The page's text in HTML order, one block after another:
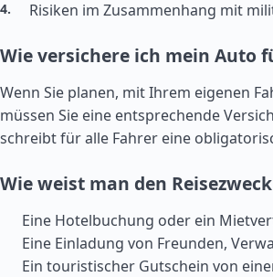
Risiken im Zusammenhang mit
Wie versichere ich mein Auto
Wenn Sie planen, mit Ihrem eigenen
müssen Sie eine entsprechende
schreibt für alle Fahrer eine
Wie weist man den
Eine Hotelbuchung oder ein
Eine Einladung von Freunden,
Ein touristischer Gutschein von